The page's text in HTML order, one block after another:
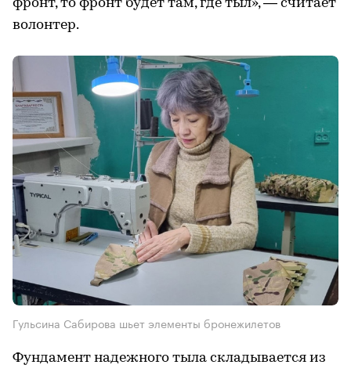
фронт, то фронт будет там, где тыл», — считает
волонтер.
Гульсина Сабирова шьет элементы бронежилетов
Фундамент надежного тыла складывается из